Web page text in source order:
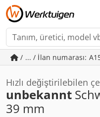
/ ... / İlan numarası:
Hızlı değiştirilebilen
unbekannt
39 mm